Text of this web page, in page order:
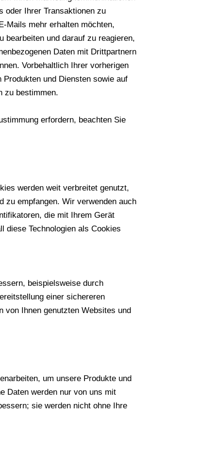
oder Ihrer Transaktionen zu
Mails mehr erhalten möchten,
bearbeiten und darauf zu reagieren,
Daten mit Drittpartnern
Vorbehaltlich Ihrer vorherigen
und Diensten sowie auf
zu bestimmen.
erfordern, beachten Sie
werden weit verbreitet genutzt,
zu empfangen. Wir verwenden auch
die mit Ihrem Gerät
diese Technologien als Cookies
beispielsweise durch
einer sichereren
von Ihnen genutzten Websites und
um unsere Produkte und
Daten werden nur von uns mit
sie werden nicht ohne Ihre